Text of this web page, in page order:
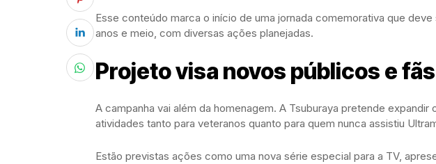
Esse conteúdo marca o início de uma jornada comemorativa que
anos e meio, com diversas ações planejadas.
Projeto visa novos públicos e
A campanha vai além da homenagem. A Tsuburaya pretende
atividades tanto para veteranos quanto para quem nunca assistiu
Estão previstas ações como uma nova série especial para a TV,